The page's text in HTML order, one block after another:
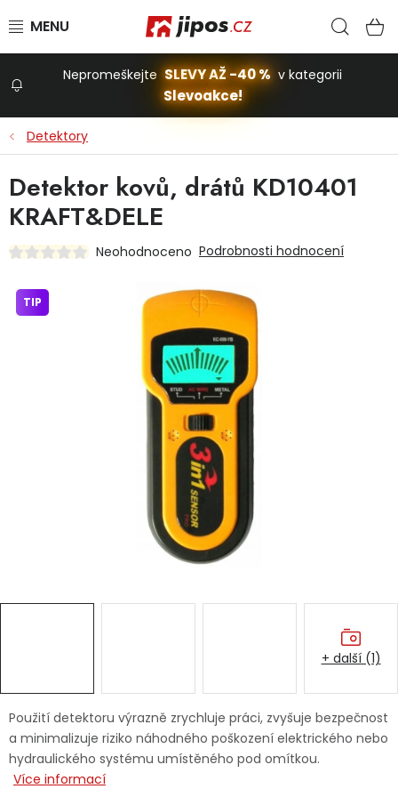
Stavba a dům
Značky
Nepromeškejte SLEVY AŽ -40 % v kategorii
Slevoakce!
Detektory
Použití detektoru výrazně zrychluje práci, zvyšuje bezpečnost
a minimalizuje riziko náhodného poškození elektrického nebo
hydraulického systému umístěného pod omítkou.
Více informací
Detektor kovů, drátů KD10401
KRAFT&DELE
Neohodnoceno Podrobnosti hodnocení
TIP
+ další (1)